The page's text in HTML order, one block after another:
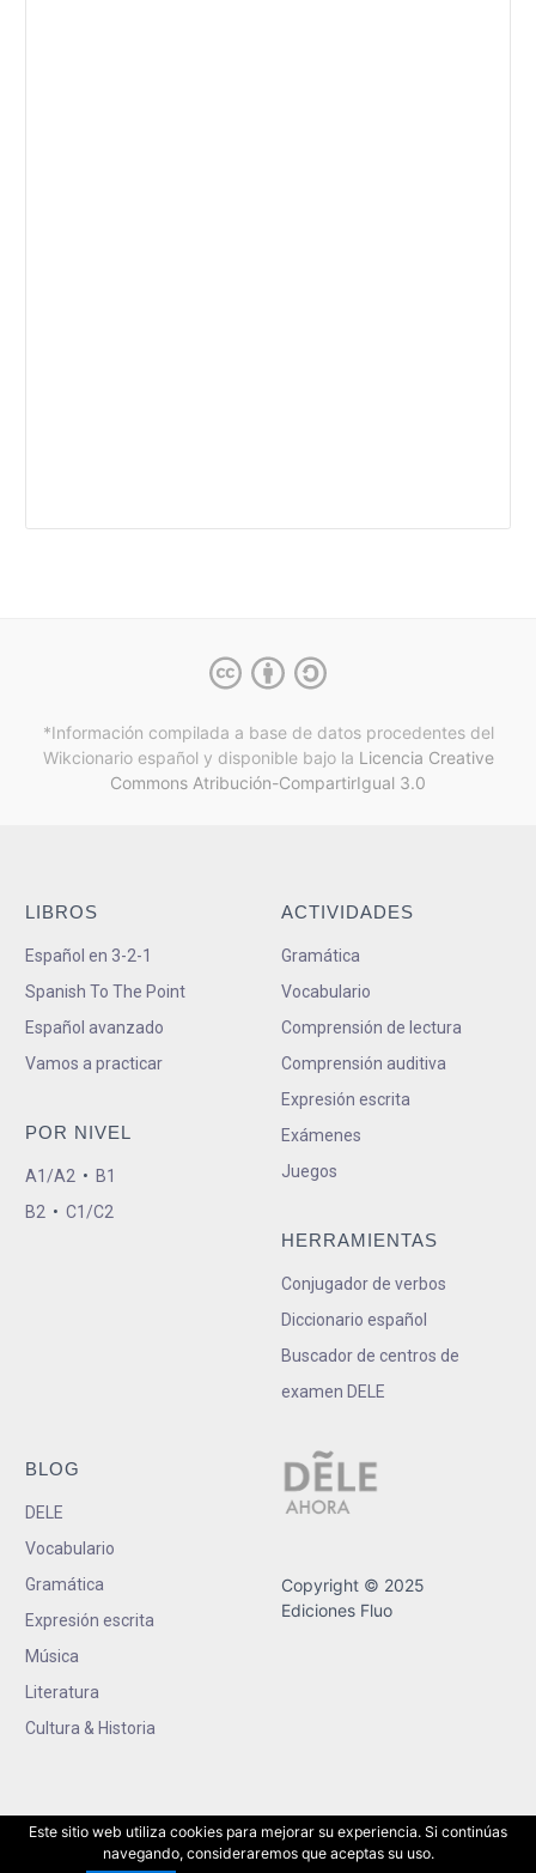
*Información compilada a base de datos procedentes del
Wikcionario español y disponible bajo la Licencia Creative
Commons Atribución-CompartirIgual 3.0
LIBROS
Español en 3-2-1
Spanish To The Point
Español avanzado
Vamos a practicar
POR NIVEL
A1/A2 • B1
B2 • C1/C2
ACTIVIDADES
Gramática
Vocabulario
Comprensión de lectura
Comprensión auditiva
Expresión escrita
Exámenes
Juegos
HERRAMIENTAS
Conjugador de verbos
Diccionario español
Buscador de centros de
examen DELE
BLOG
DELE
Vocabulario
Gramática
Expresión escrita
Música
Literatura
Cultura & Historia
Copyright © 2025
Ediciones Fluo
Este sitio web utiliza cookies para mejorar su experiencia. Si continúas
navegando, consideraremos que aceptas su uso.